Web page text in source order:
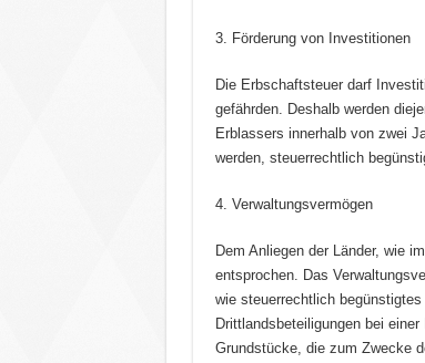
3. Förderung von Investitionen
Die Erbschaftsteuer darf
gefährden. Deshalb werden
Erblassers innerhalb von zwei
werden, steuerrechtlich
4. Verwaltungsvermögen
Dem Anliegen der Länder, wie
entsprochen. Das
wie steuerrechtlich
Drittlandsbeteiligungen bei
Grundstücke, die zum Zwecke